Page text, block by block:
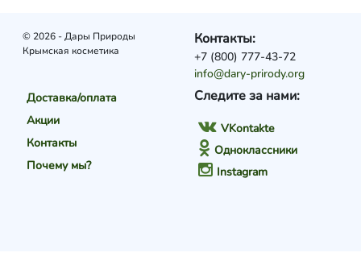
© 2026 - Дары Природы
Крымская косметика
Доставка/оплата
Акции
Контакты
Почему мы?
Следите за нами:
VKontakte
Одноклассники
Instagram
Контакты:
+7 (800) 777-43-72
info@dary-prirody.org